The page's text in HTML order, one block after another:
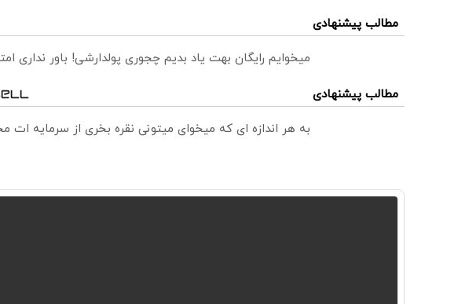
مطالب پیشنهادی
میخوایم رایگان بهت یاد بدیم چجوری پولدارشی! باور نداری
مطالب پیشنهادی
به هر اندازه ای که میخوای میتونی نقره بخری از سرمایه